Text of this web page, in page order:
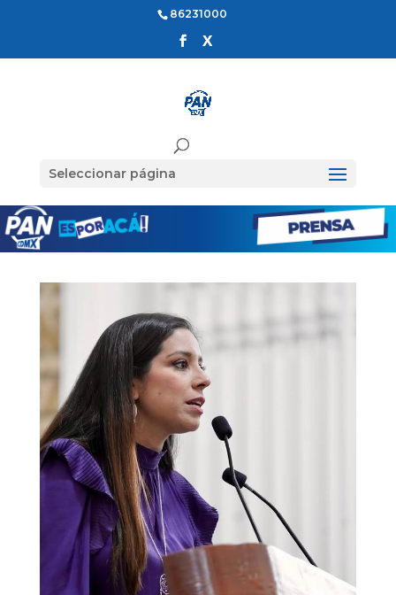
86231000
Seleccionar página